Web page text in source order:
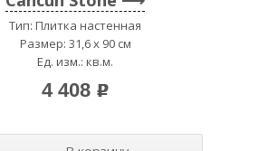
Тип: Плитка настенная
Размер: 31,6 x 90 см
Ед. изм.: кв.м.
4 408 p